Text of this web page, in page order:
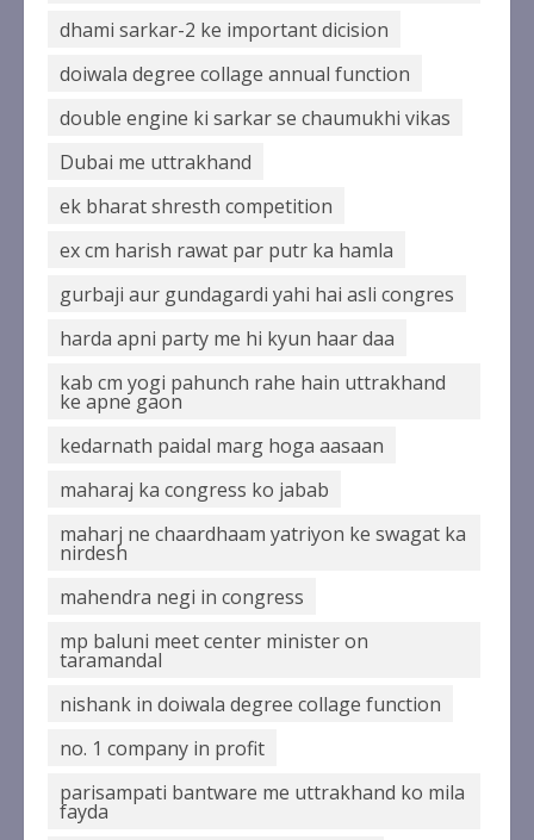
dhami sarkar-2 ke important dicision
doiwala degree collage annual function
double engine ki sarkar se chaumukhi vikas
Dubai me uttrakhand
ek bharat shresth competition
ex cm harish rawat par putr ka hamla
gurbaji aur gundagardi yahi hai asli congres
harda apni party me hi kyun haar daa
kab cm yogi pahunch rahe hain uttrakhand
ke apne gaon
kedarnath paidal marg hoga aasaan
maharaj ka congress ko jabab
maharj ne chaardhaam yatriyon ke swagat ka
nirdesh
mahendra negi in congress
mp baluni meet center minister on
taramandal
nishank in doiwala degree collage function
no. 1 company in profit
parisampati bantware me uttrakhand ko mila
fayda